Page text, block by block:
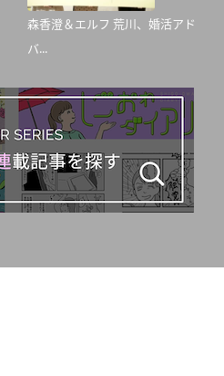
森香澄＆エルフ 荒川、婚活アド
バ...